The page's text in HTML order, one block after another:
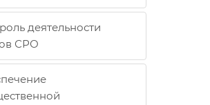
деятельности
СРО